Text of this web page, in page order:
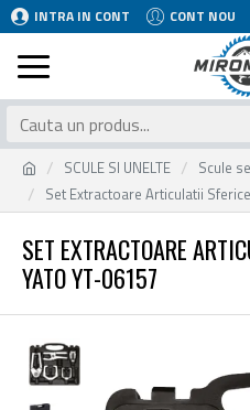
INTRA IN CONT CONT NOU
SCULE SI UNELTE Scule
Set Extractoare Articulatii
SET EXTRACTOARE
YATO YT-06157